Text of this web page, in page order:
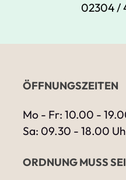
02304 /
ÖFFNUNGSZEITEN
Mo - Fr: 10.00 -
Sa: 09.30 - 18.00
ORDNUNG MUSS